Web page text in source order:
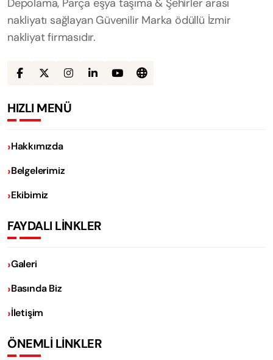
nakliyatı sağlayan Güvenilir Marka ödüllü İzmir
nakliyat firmasıdır.
HIZLI MENÜ
Hakkımızda
Belgelerimiz
Ekibimiz
FAYDALI LİNKLER
Galeri
Basında Biz
İletişim
ÖNEMLİ LİNKLER